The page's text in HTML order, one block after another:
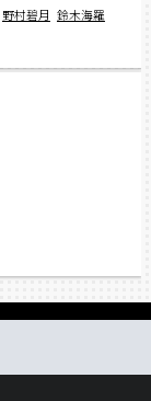
野村碧月 鈴木海羅